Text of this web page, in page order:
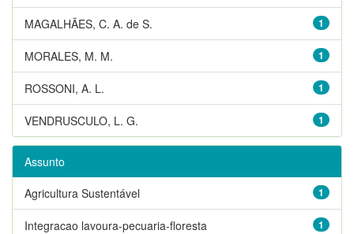
1
MAGALHÃES, C. A. de S.
1
MORALES, M. M.
1
ROSSONI, A. L.
1
VENDRUSCULO, L. G.
Assunto
1
Agricultura Sustentável
1
Integracao lavoura-pecuaria-floresta